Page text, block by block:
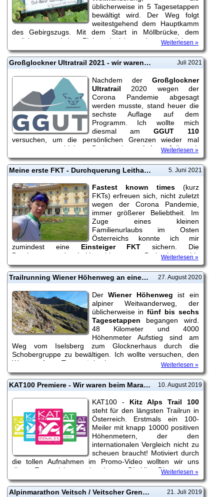
üblicherweise in 5 Tagesetappen
bewältigt wird. Der Weg folgt
weitestgehend dem Hauptkamm
des Gebirgszugs. Mit dem Start in Möllbrücke, dem
östlichsten, und dem Ziel am Iselsberg, dem westlichsten
Punkt der Kreuzeckgruppe, ergibt sich eine förmlich ideale
Linie. Mich reizte der Gedanke extrem...
Weiterlesen »
Großglockner Ultratrail 2021 - wir waren dabei! Juli 2021
Nachdem derGroßglockner
Ultratrail 2020 wegen der
Corona Pandemie abgesagt
werden musste, stand heuer die
sechste Auflage auf dem
Programm. Ich wollte mich
diesmal am GGUT 110
versuchen, um die persönlichen Grenzen wieder mal
etwas zu verschieben. Barbara hatte Anfang Juli noch
einen Startplatz für denGGT 55ergattert, auch für sie von
den Eckdaten eine große Herausforderung.
Weiterlesen »
Meine erste FKT - Durchquerung Leithagebirge - vom Neusiedlersee nach Eisenstadt 5. Juni 2021
Fastest known times(kurz
FKTs) erfreuen sich, nicht zuletzt
wegen der Corona Pandemie,
immer größerer Beliebtheit. Im
Zuge eines kleinen
Familienurlaubs im Osten
Österreichs konnte ich mir
zumindest eine Einsteiger FKT sichern. Die
Durchquerung des Leithagebirges von Breitenbrunn bis
Eisenstadt.
Weiterlesen »
Trailrunning Wiener Höhenweg an einem Tag 27. August 2020
DerWiener Höhenweg ist ein
alpiner Weitwanderweg, der
üblicherweise infünf bis sechs
Tagesetappen begangen wird.
48 Kilometer und 4000
Höhenmeter Aufstieg sind am
Weg vom Iselsberg zum Glocknerhaus durch die
Schobergruppe zu bewältigen. Ich wollte versuchen, den
Weg
an einem Tag zurückzulegen. Weiterlesen »
KAT100 Premiere - Wir waren beim Marathon-Trail dabei 10. August 2019
KAT100 - Kitz Alps Trail 100
steht für den längsten Trailrun in
Österreich. Erstmals ein 100-
Meiler mit knapp 10000 positiven
Höhenmetern, der den
internationalen Vergleich nicht zu
scheuen braucht! Motiviert durch
die tollen Aufnahmen im Promo-Video wollten wir uns
dieses Event nicht entgehen lassen. Die Ultra-Distanz wäre
für uns natürlich etwas zu hoch gegriffen. Wir entschieden
uns, beimMarathon Trail mit...
Weiterlesen »
Alpinmarathon Veitsch / Veitscher Grenzstaffellauf 2019 21. Juli 2019